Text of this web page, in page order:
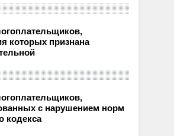
которых признана
с нарушением норм
кодекса